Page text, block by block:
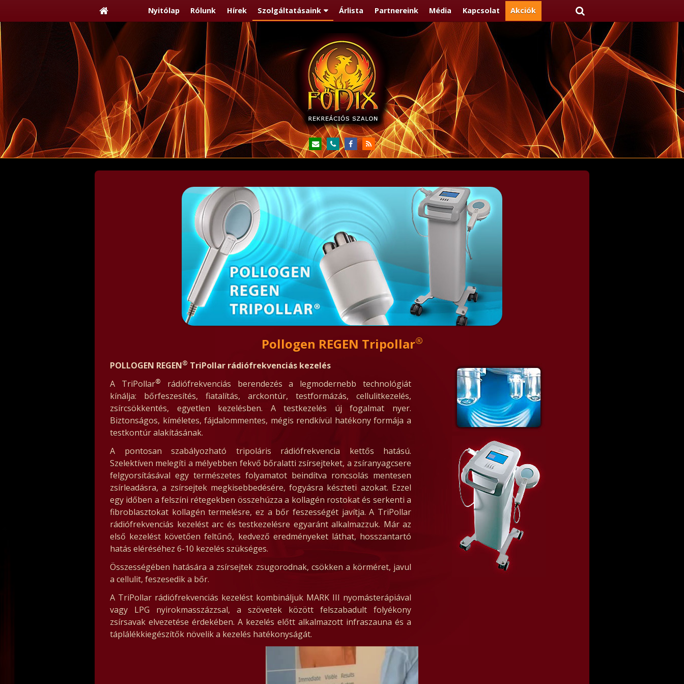
Nyitólap Rólunk Hírek Szolgáltatásaink Árlista Partnereink Média Kapcsolat Akciók
Pollogen REGEN Tripollar®
POLLOGEN REGEN® TriPollar rádiófrekvenciás kezelés
A TriPollar®
rádiófrekvenciás berendezés a legmodernebb technológiát
kínálja: bőrfeszesítés, fiatalítás, arckontúr, testformázás, cellulitkezelés,
zsírcsökkentés, egyetlen kezelésben. A testkezelés új fogalmat nyer.
Biztonságos, kíméletes, fájdalommentes, mégis rendkívül hatékony formája a
testkontúr alakításának.
A pontosan szabályozható tripoláris rádiófrekvencia kettős hatású.
Szelektíven melegíti a mélyebben fekvő bőralatti zsírsejteket, a zsíranyagcsere
felgyorsításával egy természetes folyamatot beindítva roncsolás mentesen
zsírleadásra, a zsírsejtek megkisebbedésére, fogyásra készteti azokat. Ezzel
egy időben a felszíni rétegekben összehúzza a kollagén rostokat és serkenti a
fibroblasztokat kollagén termelésre, ez a bőr feszességét javítja. A TriPollar
rádiófrekvenciás kezelést arc és testkezelésre egyaránt alkalmazzuk. Már az
első kezelést követően feltűnő, kedvező eredményeket láthat, hosszantartó
hatás eléréséhez 6-10 kezelés szükséges.
Összességében hatására a zsírsejtek zsugorodnak, csökken a körméret, javul
a cellulit, feszesedik a bőr.
A TriPollar rádiófrekvenciás kezelést kombináljuk MARK III nyomásterápiával
vagy LPG nyirokmasszázzsal, a szövetek között felszabadult folyékony
zsírsavak elvezetése érdekében. A kezelés előtt alkalmazott infraszauna és a
táplálékkiegészítők növelik a kezelés hatékonyságát.